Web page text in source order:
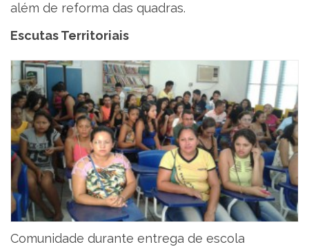
além de reforma das quadras.
Escutas Territoriais
Comunidade durante entrega de escola